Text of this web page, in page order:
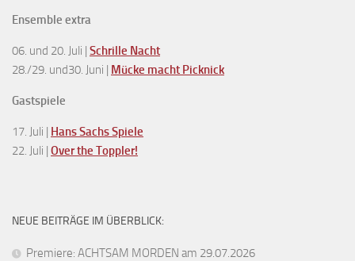
Ensemble extra
06. und 20. Juli | Schrille Nacht
28./29. und30. Juni | Mücke macht Picknick
Gastspiele
17. Juli | Hans Sachs Spiele
22. Juli | Over the Toppler!
NEUE BEITRÄGE IM ÜBERBLICK:
Premiere: ACHTSAM MORDEN am 29.07.2026